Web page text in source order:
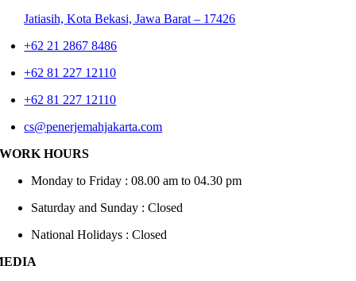
Jatiasih,Kota Bekasi, Jawa Barat – 17426
+62 21 2867 8486
+62 81 227 12110
+62 81 227 12110
cs@penerjemahjakarta.com
WORK HOURS
Monday to Friday : 08.00 am to 04.30 pm
Saturday and Sunday : Closed
National Holidays : Closed